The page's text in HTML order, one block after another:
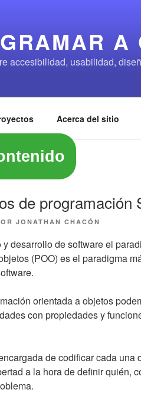
A
accesibilidad, usabilidad,
Acerca del sitio
de programación
JONATHAN CHACÓN
y desarrollo de software el
(POO) es el paradigma
orientada a objetos
con propiedades y
de codificar cada una
a la hora de definir quién,